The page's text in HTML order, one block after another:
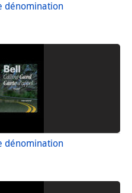
dénomination
dénomination